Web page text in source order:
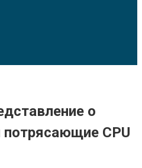
о
потрясающие CPU